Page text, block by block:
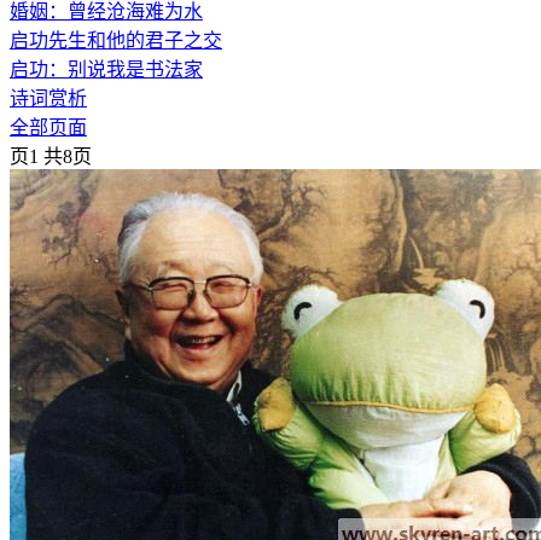
婚姻：曾经沧海难为水
启功先生和他的君子之交
启功：别说我是书法家
诗词赏析
全部页面
页1 共8页